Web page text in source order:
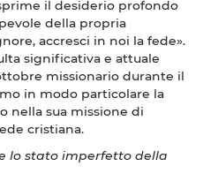
il desiderio profondo
della propria
accresci in noi la fede».
significativa e attuale
missionario durante il
in modo particolare la
nella sua missione di
cristiana.
lo stato imperfetto della